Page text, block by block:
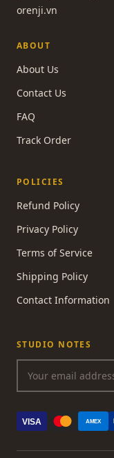
orenji.vn
ABOUT
About Us
Contact Us
FAQ
Track Order
POLICIES
Refund Policy
Privacy Policy
Terms of Service
Shipping Policy
Contact Information
STUDIO NOTES
VISA AMEX